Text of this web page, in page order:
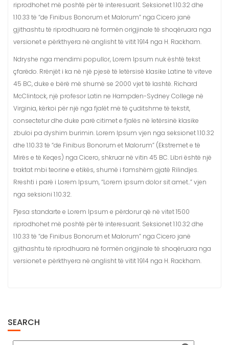
riprodhohet më poshtë për të interesuarit. Seksionet 1.10.32 dhe
1.10.33 të “de Finibus Bonorum et Malorum” nga Cicero janë
gjithashtu të riprodhuara në formën origjinale të shoqëruara nga
versionet e përkthyera në anglisht të vitit 1914 nga H. Rackham.
Ndryshe nga mendimi popullor, Lorem Ipsum nuk është tekst
çfarëdo. Rrënjët i ka në një pjesë të letërsisë klasike Latine të viteve
45 BC, duke e bërë më shumë se 2000 vjet të lashtë. Richard
McClintock, një profesor Latin ne Hampden-Sydney College në
Virginia, kërkoi për një nga fjalët më të çuditshme të tekstit,
consectetur dhe duke parë citimet e fjalës në letërsinë klasike
zbuloi pa dyshim burimin. Lorem Ipsum vjen nga seksionet 1.10.32
dhe 1.10.33 të “de Finibus Bonorum et Malorum” (Ekstremet e të
Mirës e të Keqes) nga Cicero, shkruar në vitin 45 BC. Libri është një
traktat mbi teorine e etikës, shumë i famshëm gjatë Rilindjes.
Rreshti i parë i Lorem Ipsum, “Lorem ipsum dolor sit amet..” vjen
nga seksioni 1.10.32.
Pjesa standarte e Lorem Ipsum e përdorur që në vitet 1500
riprodhohet më poshtë për të interesuarit. Seksionet 1.10.32 dhe
1.10.33 të “de Finibus Bonorum et Malorum” nga Cicero janë
gjithashtu të riprodhuara në formën origjinale të shoqëruara nga
versionet e përkthyera në anglisht të vitit 1914 nga H. Rackham.
SEARCH